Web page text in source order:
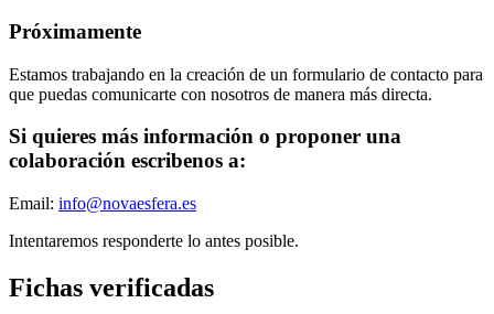
Próximamente
Estamos trabajando en la creación de un formulario de contacto para
que puedas comunicarte con nosotros de manera más directa.
Si quieres más información o proponer una
colaboración escribenos a:
Email: info@novaesfera.es
Intentaremos responderte lo antes posible.
Fichas verificadas